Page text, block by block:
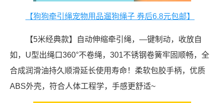
【狗狗牵引绳宠物用品遛狗绳子 券后6.8元包邮】
【5米经典款】自动伸缩牵引绳，—键制动，收放自
如，U型出绳口360°不卷绳，301不锈钢卷簧牢固顺畅，全
合成润滑油持久顺滑延长使用寿命！柔软包胶手柄，优质
ABS外壳，符合人体工程学，手感更舒适~